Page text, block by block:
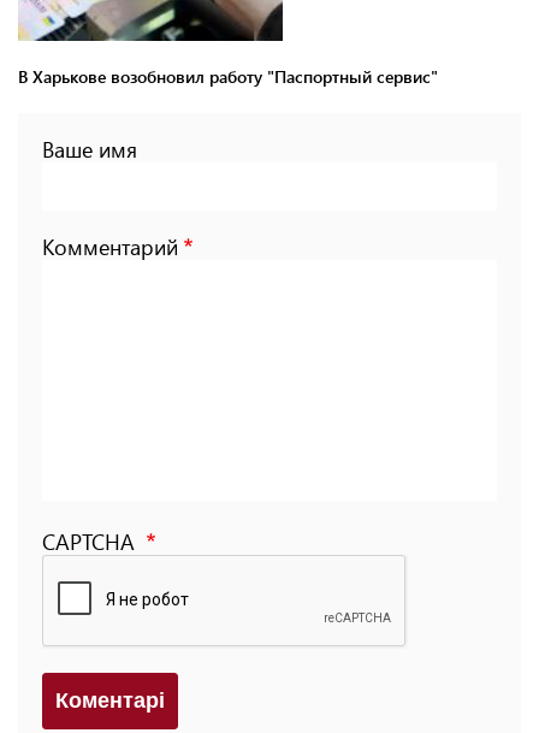
В Харькове возобновил работу "Паспортный сервис"
Ваше имя
Комментарий
CAPTCHA
Коментарi